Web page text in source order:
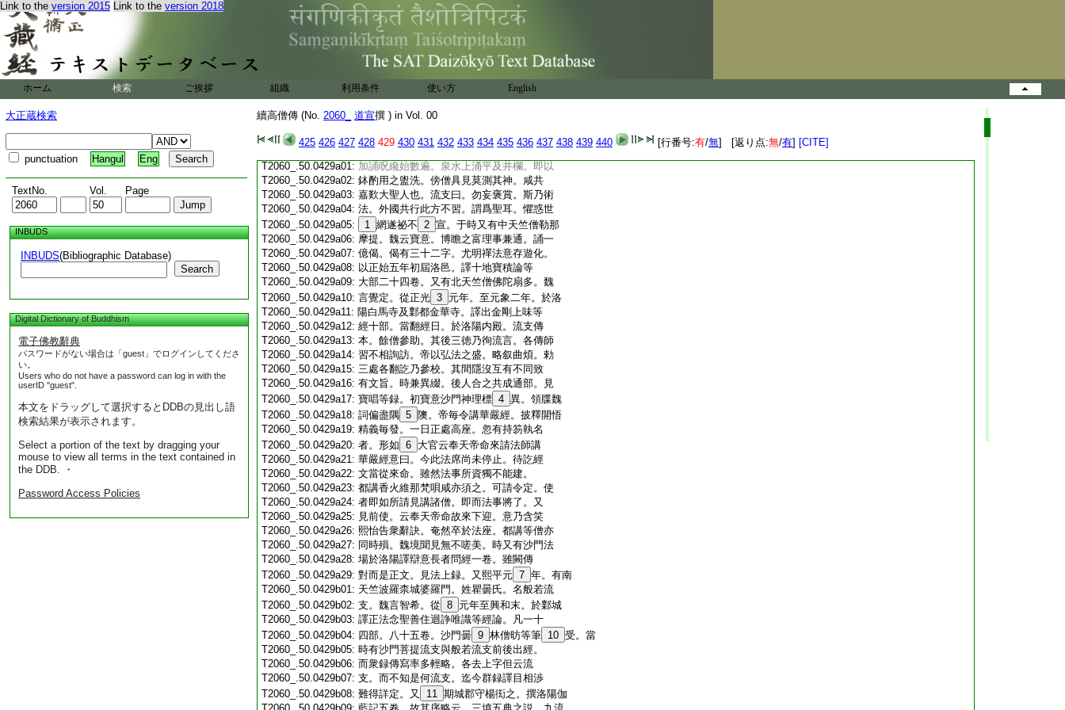
Link to the version 2015 Link to the version 2018
ホーム 検索 ご挨拶 組織 利用条件 使い方 English
大正蔵検索
punctuation Hangul Eng
TextNo. Vol. Page
INBUDS
INBUDS(Bibliographic Database)
Search
Digital Dictionary of Buddhism
電子佛教辭典
パスワードがない場合は「guest」でログインしてくださ
い。
Users who do not have a password can log in with the
userID "guest".
本文をドラッグして選択するとDDBの見出し語
検索結果が表示されます。
Select a portion of the text by dragging your
mouse to view all terms in the text contained in
the DDB. ・
Password Access Policies
續高僧傳 (No. 2060_ 道宣撰 ) in Vol. 00
425 426 427 428 429 430 431 432 433 434 435 436 437 438 439 440 [行番号:有/無] [返り点:無/有] [CITE]
T2060_.50.0428c19:通玄素條貫經論。雅有標擬。故其録云。三
T2060_.50.0428c20:藏流支自洛及鄴。爰至天平二十餘年。凡
T2060_.50.0428c21: 所出經。三十九部一百二十七卷。即佛名楞
T2060_.50.0428c22:伽法集深密等經。勝思惟大寶積法華涅槃
等論是也。並沙門僧朗道湛。及侍中崔光等
T2060_.50.0428c25:師流支房内經論梵本。可有萬 21 甲。所翻新
T2060_.50.0428c26: 文筆受藁本。滿一間屋。然其
T2060_.50.0428c27:相亞。而神悟聰敏。洞善方言兼工呪術則
T2060_.50.0428c28: 無抗衡矣。嘗坐井口。澡 23
罐内空。弟子未
T2060_.50.0429a01: 加誦呪纔始數遍。泉水上涌平及井欄。即以
T2060_.50.0429a02: 鉢酌用之盥洗。傍僧具見莫測其神。咸共
T2060_.50.0429a03: 嘉歎大聖人也。流支曰。勿妄褒賞。斯乃術
T2060_.50.0429a04: 法。外國共行此方不習。謂爲聖耳。懼惑世
T2060_.50.0429a05:
1 網遂祕不 2 宣。于時又有中天竺僧勒那
T2060_.50.0429a06: 摩提。魏云寶意。博瞻之富理事兼通。誦一
T2060_.50.0429a07: 億偈。偈有三十二字。尤明禪法意存遊化。
T2060_.50.0429a08: 以正始五年初屆洛邑。譯十地寶積論等
T2060_.50.0429a09: 大部二十四卷。又有北天竺僧佛陀扇多。魏
T2060_.50.0429a10: 言覺定。從正光 3 元年。至元象二年。於洛
T2060_.50.0429a11: 陽白馬寺及鄴都金華寺。譯出金剛上味等
T2060_.50.0429a12: 經十部。當翻經日。於洛陽内殿。流支傳
T2060_.50.0429a13: 本。餘僧參助。其後三徳乃徇流言。各傳師
T2060_.50.0429a14: 習不相詢訪。帝以弘法之盛。略叙曲煩。勅
T2060_.50.0429a15: 三處各翻訖乃參校。其間隱沒互有不同致
T2060_.50.0429a16: 有文旨。時兼異綴。後人合之共成通部。見
T2060_.50.0429a17: 寶唱等録。初寶意沙門神理標 4 異。領牒魏
T2060_.50.0429a18: 詞偏盡隅 5 隩。帝毎令講華嚴經。披釋開悟
T2060_.50.0429a19: 精義毎發。一日正處高座。忽有持笏執名
T2060_.50.0429a20: 者。形如 6 大官云奉天帝命來請法師講
T2060_.50.0429a21: 華嚴經意曰。今此法席尚未停止。待訖經
T2060_.50.0429a22: 文當從來命。雖然法事所資獨不能建。
T2060_.50.0429a23: 都講香火維那梵唄咸亦須之。可請令定。使
T2060_.50.0429a24: 者即如所請見講諸僧。即而法事將了。又
T2060_.50.0429a25: 見前使。云奉天帝命故來下迎。意乃含笑
T2060_.50.0429a26: 熙怡告衆辭訣。奄然卒於法座。都講等僧亦
T2060_.50.0429a27: 同時殞。魏境聞見無不嗟美。時又有沙門法
T2060_.50.0429a28: 場於洛陽譯辯意長者問經一卷。雖闕傳
T2060_.50.0429a29: 對而是正文。見法上録。又熙平元 7 年。有南
T2060_.50.0429b01: 天竺波羅柰城婆羅門。姓瞿曇氏。名般若流
T2060_.50.0429b02: 支。魏言智希。從 8 元年至興和末。於鄴城
T2060_.50.0429b03: 譯正法念聖善住迴諍唯識等經論。凡一十
T2060_.50.0429b04: 四部。八十五卷。沙門曇 9 林僧昉等筆 10 受。當
T2060_.50.0429b05: 時有沙門菩提流支與般若流支前後出經。
T2060_.50.0429b06: 而衆録傳寫率多輕略。各去上字但云流
T2060_.50.0429b07: 支。而不知是何流支。迄今群録譯目相渉
T2060_.50.0429b08: 難得詳定。又 11 期城郡守楊衒之。撰洛陽伽